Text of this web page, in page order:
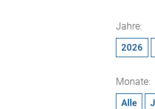
Jahre:
2026
Monate:
Alle